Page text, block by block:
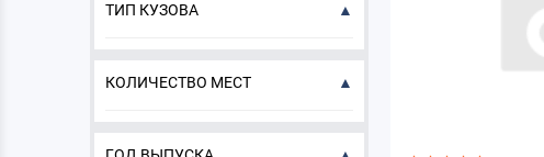
ТИП КУЗОВА
КОЛИЧЕСТВО МЕСТ